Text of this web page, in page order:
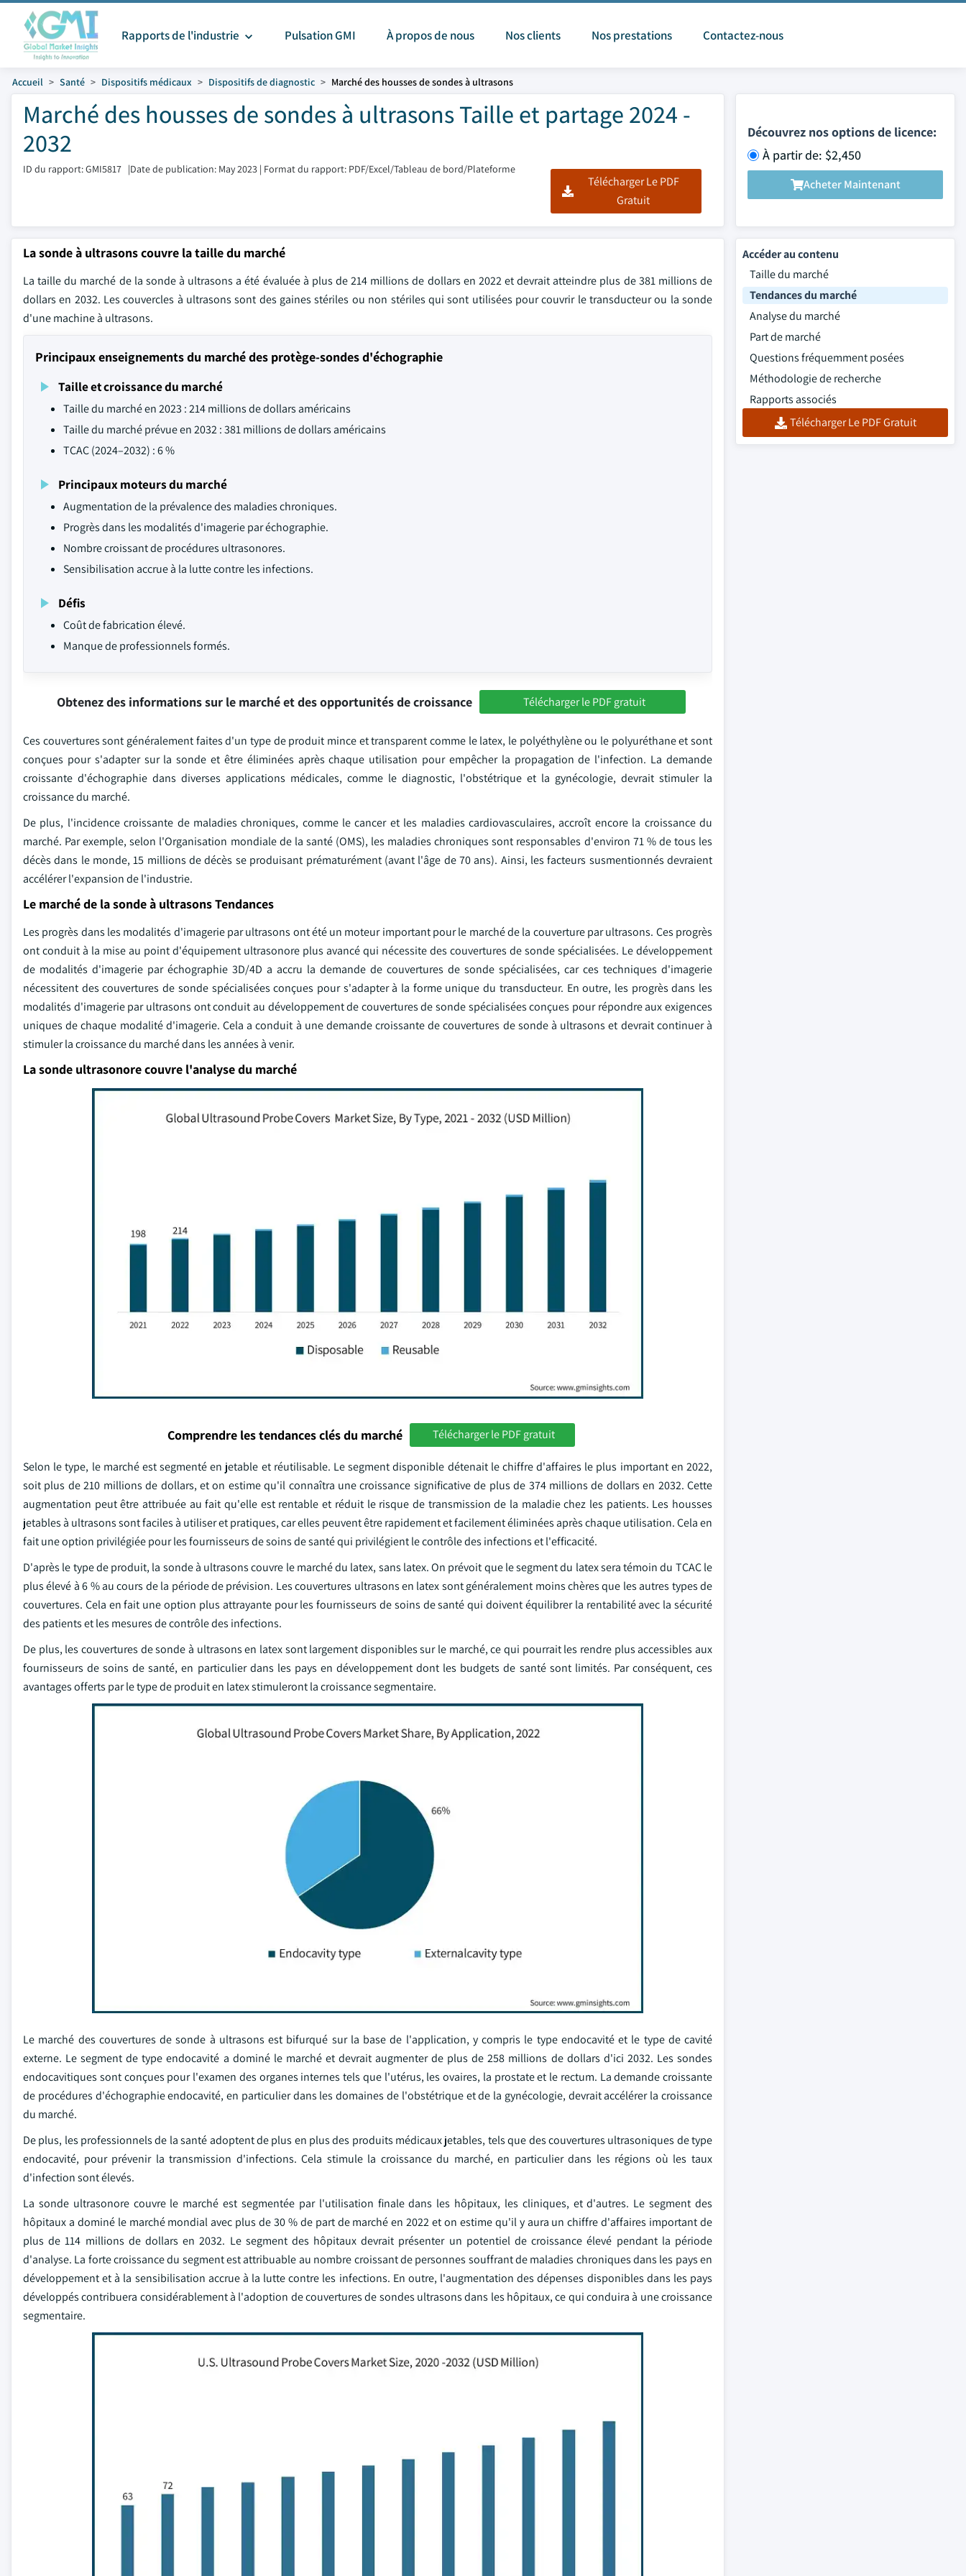
Rapports de l'industrie Pulsation GMI À propos de nous Nos clients Nos prestations Contactez-nous
Accueil Santé Dispositifs médicaux Dispositifs de diagnostic Marché des housses de sondes à ultrasons
Marché des housses de sondes à ultrasons Taille et partage 2024 -
2032
ID du rapport: GMI5817 |Date de publication: May 2023 | Format du rapport: PDF/Excel/Tableau de bord/Plateforme
Télécharger Le PDF
Gratuit
Découvrez nos options de licence:
À partir de: $2,450
Acheter Maintenant
La sonde à ultrasons couvre la taille du marché
La taille du marché de la sonde à ultrasons a été évaluée à plus de 214 millions de dollars en 2022 et devrait atteindre plus de 381 millions de
dollars en 2032. Les couvercles à ultrasons sont des gaines stériles ou non stériles qui sont utilisées pour couvrir le transducteur ou la sonde
d'une machine à ultrasons.
Principaux enseignements du marché des protège-sondes d'échographie
Taille et croissance du marché
Taille du marché en 2023 : 214 millions de dollars américains
Taille du marché prévue en 2032 : 381 millions de dollars américains
TCAC (2024–2032) : 6 %
Principaux moteurs du marché
Augmentation de la prévalence des maladies chroniques.
Progrès dans les modalités d'imagerie par échographie.
Nombre croissant de procédures ultrasonores.
Sensibilisation accrue à la lutte contre les infections.
Défis
Coût de fabrication élevé.
Manque de professionnels formés.
Obtenez des informations sur le marché et des opportunités de croissance Télécharger le PDF gratuit
Ces couvertures sont généralement faites d'un type de produit mince et transparent comme le latex, le polyéthylène ou le polyuréthane et sont
conçues pour s'adapter sur la sonde et être éliminées après chaque utilisation pour empêcher la propagation de l'infection. La demande
croissante d'échographie dans diverses applications médicales, comme le diagnostic, l'obstétrique et la gynécologie, devrait stimuler la
croissance du marché.
De plus, l'incidence croissante de maladies chroniques, comme le cancer et les maladies cardiovasculaires, accroît encore la croissance du
marché. Par exemple, selon l'Organisation mondiale de la santé (OMS), les maladies chroniques sont responsables d'environ 71 % de tous les
décès dans le monde, 15 millions de décès se produisant prématurément (avant l'âge de 70 ans). Ainsi, les facteurs susmentionnés devraient
accélérer l'expansion de l'industrie.
Le marché de la sonde à ultrasons Tendances
Les progrès dans les modalités d'imagerie par ultrasons ont été un moteur important pour le marché de la couverture par ultrasons. Ces progrès
ont conduit à la mise au point d'équipement ultrasonore plus avancé qui nécessite des couvertures de sonde spécialisées. Le développement
de modalités d'imagerie par échographie 3D/4D a accru la demande de couvertures de sonde spécialisées, car ces techniques d'imagerie
nécessitent des couvertures de sonde spécialisées conçues pour s'adapter à la forme unique du transducteur. En outre, les progrès dans les
modalités d'imagerie par ultrasons ont conduit au développement de couvertures de sonde spécialisées conçues pour répondre aux exigences
uniques de chaque modalité d'imagerie. Cela a conduit à une demande croissante de couvertures de sonde à ultrasons et devrait continuer à
stimuler la croissance du marché dans les années à venir.
La sonde ultrasonore couvre l'analyse du marché
Comprendre les tendances clés du marché Télécharger le PDF gratuit
Selon le type, le marché est segmenté en jetable et réutilisable. Le segment disponible détenait le chiffre d'affaires le plus important en 2022,
soit plus de 210 millions de dollars, et on estime qu'il connaîtra une croissance significative de plus de 374 millions de dollars en 2032. Cette
augmentation peut être attribuée au fait qu'elle est rentable et réduit le risque de transmission de la maladie chez les patients. Les housses
jetables à ultrasons sont faciles à utiliser et pratiques, car elles peuvent être rapidement et facilement éliminées après chaque utilisation. Cela en
fait une option privilégiée pour les fournisseurs de soins de santé qui privilégient le contrôle des infections et l'efficacité.
D'après le type de produit, la sonde à ultrasons couvre le marché du latex, sans latex. On prévoit que le segment du latex sera témoin du TCAC le
plus élevé à 6 % au cours de la période de prévision. Les couvertures ultrasons en latex sont généralement moins chères que les autres types de
couvertures. Cela en fait une option plus attrayante pour les fournisseurs de soins de santé qui doivent équilibrer la rentabilité avec la sécurité
des patients et les mesures de contrôle des infections.
De plus, les couvertures de sonde à ultrasons en latex sont largement disponibles sur le marché, ce qui pourrait les rendre plus accessibles aux
fournisseurs de soins de santé, en particulier dans les pays en développement dont les budgets de santé sont limités. Par conséquent, ces
avantages offerts par le type de produit en latex stimuleront la croissance segmentaire.
Le marché des couvertures de sonde à ultrasons est bifurqué sur la base de l'application, y compris le type endocavité et le type de cavité
externe. Le segment de type endocavité a dominé le marché et devrait augmenter de plus de 258 millions de dollars d'ici 2032. Les sondes
endocavitiques sont conçues pour l'examen des organes internes tels que l'utérus, les ovaires, la prostate et le rectum. La demande croissante
de procédures d'échographie endocavité, en particulier dans les domaines de l'obstétrique et de la gynécologie, devrait accélérer la croissance
du marché.
De plus, les professionnels de la santé adoptent de plus en plus des produits médicaux jetables, tels que des couvertures ultrasoniques de type
endocavité, pour prévenir la transmission d'infections. Cela stimule la croissance du marché, en particulier dans les régions où les taux
d'infection sont élevés.
La sonde ultrasonore couvre le marché est segmentée par l'utilisation finale dans les hôpitaux, les cliniques, et d'autres. Le segment des
hôpitaux a dominé le marché mondial avec plus de 30 % de part de marché en 2022 et on estime qu'il y aura un chiffre d'affaires important de
plus de 114 millions de dollars en 2032. Le segment des hôpitaux devrait présenter un potentiel de croissance élevé pendant la période
d'analyse. La forte croissance du segment est attribuable au nombre croissant de personnes souffrant de maladies chroniques dans les pays en
développement et à la sensibilisation accrue à la lutte contre les infections. En outre, l'augmentation des dépenses disponibles dans les pays
développés contribuera considérablement à l'adoption de couvertures de sondes ultrasons dans les hôpitaux, ce qui conduira à une croissance
segmentaire.
Accéder au contenu
Taille du marché
Tendances du marché
Analyse du marché
Part de marché
Questions fréquemment posées
Méthodologie de recherche
Rapports associés
Télécharger Le PDF Gratuit